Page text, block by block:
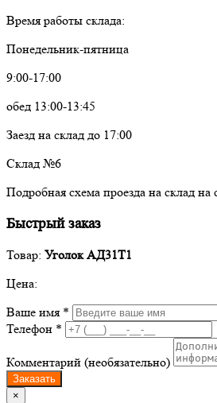
Время работы склада:
Понедельник-пятница
9:00-17:00
обед 13:00-13:45
Заезд на склад до 17:00
Склад №6
Подробная схема проезда на склад на
Быстрый заказ
Товар: Уголок АД31Т1
Цена:
Ваше имя *
Телефон *
Комментарий (необязательно)
Заказать
×